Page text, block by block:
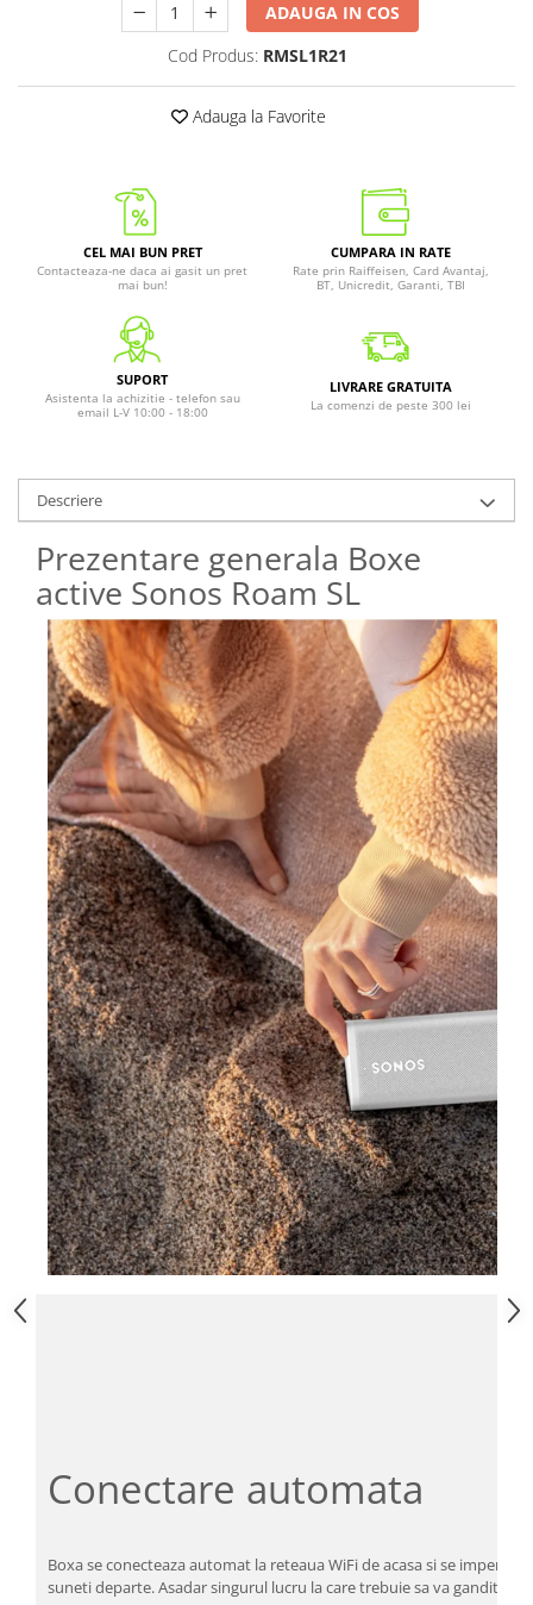
ADAUGA IN COS
Cod Produs: RMSL1R21
Adauga la Favorite
CEL MAI BUN PRET
Contacteaza-ne daca ai gasit un pret
mai bun!
CUMPARA IN RATE
Rate prin Raiffeisen, Card Avantaj,
BT, Unicredit, Garanti, TBI
SUPORT
Asistenta la achizitie - telefon sau
email L-V 10:00 - 18:00
LIVRARE GRATUITA
La comenzi de peste 300 lei
Descriere
Prezentare generala Boxe
active Sonos Roam SL
Conectare automata
Boxa se conecteaza automat la reteaua WiFi de acasa si se
suneti departe. Asadar singurul lucru la care trebuie sa va ganditi